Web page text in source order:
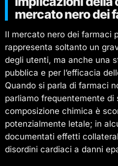
mercato nero dei
Il mercato nero dei farmaci
rappresenta soltanto un
degli utenti, ma anche una
pubblica e per l’efficacia
Quando si parla di farmaci
parliamo frequentemente di
composizione chimica è
potenzialmente letale; in
documentati effetti
disordini cardiaci a danni